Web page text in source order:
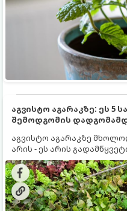
აგვისტო აგარაკზე: ეს 5
შემოდგომის
აგვისტო აგარაკზე
არის - ეს არის
ეყრება მომავალი წლის
შემოდგომა-ზამთრის
ნიადაგმა ენერგია
ზამთარს გაუძლონ,
მნიშვნელოვანი საქმის